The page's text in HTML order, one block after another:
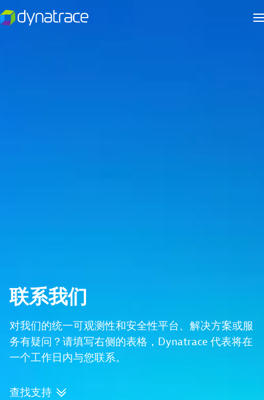
联系我们
对我们的统一可观测性和安全性平台、解决方案或服
务有疑问？请填写右侧的表格，Dynatrace 代表将在
一个工作日内与您联系。
查找支持